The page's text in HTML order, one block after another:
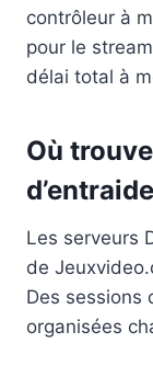
contrôleur à
pour le
délai total à
Où
Les serveurs
de
Des sessions
organisées